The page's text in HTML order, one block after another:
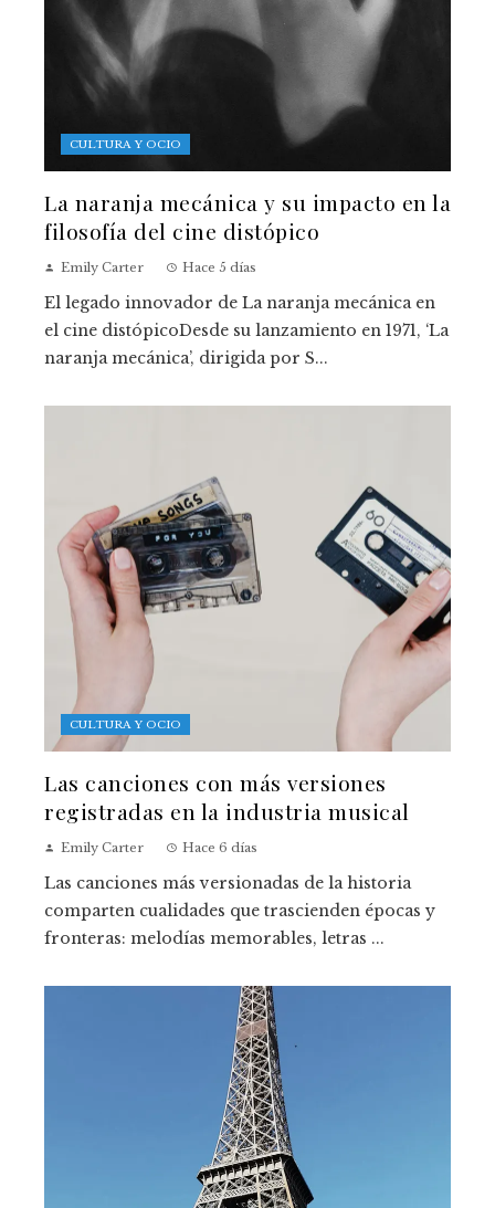
CULTURA Y OCIO
La naranja mecánica y su impacto en la
filosofía del cine distópico
Emily Carter Hace 5 días
El legado innovador de La naranja mecánica en
el cine distópicoDesde su lanzamiento en 1971, ‘La
naranja mecánica’, dirigida por S...
CULTURA Y OCIO
Las canciones con más versiones
registradas en la industria musical
Emily Carter Hace 6 días
Las canciones más versionadas de la historia
comparten cualidades que trascienden épocas y
fronteras: melodías memorables, letras ...